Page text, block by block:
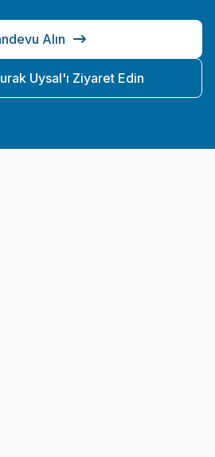
Alın
Uysal'ı Ziyaret Edin